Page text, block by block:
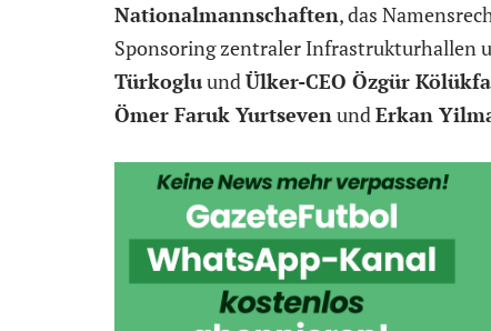
Nationalmannschaften, das
Sponsoring zentraler Infrastrukturhallen
TürkogluundÜlker-CEO Özgür
Ömer Faruk YurtsevenundErkan